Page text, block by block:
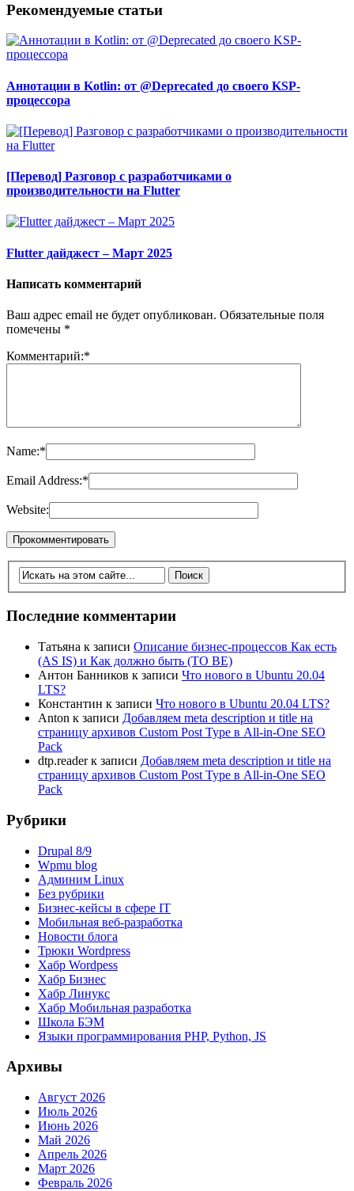
Рекомендуемые статьи
Аннотации в Kotlin: от @Deprecated до своего KSP-
процессора
[Перевод] Разговор с разработчиками о
производительности на Flutter
Flutter дайджест – Март 2025
Написать комментарий
Ваш адрес email не будет опубликован. Обязательные поля
помечены *
Комментарий:*
Name:*
Email Address:*
Website:
Последние комментарии
Татьяна к записи Описание бизнес-процессов Как есть
(AS IS) и Как должно быть (TO BE)
Антон Банников к записи Что нового в Ubuntu 20.04
LTS?
Константин к записи Что нового в Ubuntu 20.04 LTS?
Anton к записи Добавляем meta description и title на
страницу архивов Custom Post Type в All-in-One SEO
Pack
dtp.readerк записи Добавляем meta description и title на
страницу архивов Custom Post Type в All-in-One SEO
Pack
Рубрики
Drupal 8/9
Wpmu blog
Админим Linux
Без рубрики
Бизнес-кейсы в сфере IT
Мобильная веб-разработка
Новости блога
Трюки Wordpress
Хабр Wordpess
Хабр Бизнес
Хабр Линукс
Хабр Мобильная разработка
Школа БЭМ
Языки программирования PHP, Python, JS
Архивы
Август 2026
Июль 2026
Июнь 2026
Май 2026
Апрель 2026
Март 2026
Февраль 2026